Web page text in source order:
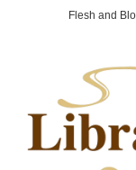
Flesh and